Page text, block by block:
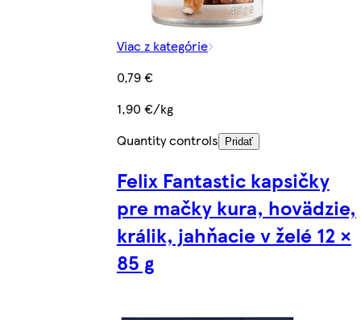
Viac z kategórie
0,79 €
1,90 €/kg
Quantity controls
Pridať
Felix Fantastic kapsičky
pre mačky kura, hovädzie,
králik, jahňacie v želé 12 ×
85 g